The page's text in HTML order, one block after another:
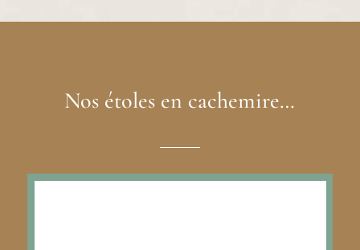
Nos étoles en cachemire…